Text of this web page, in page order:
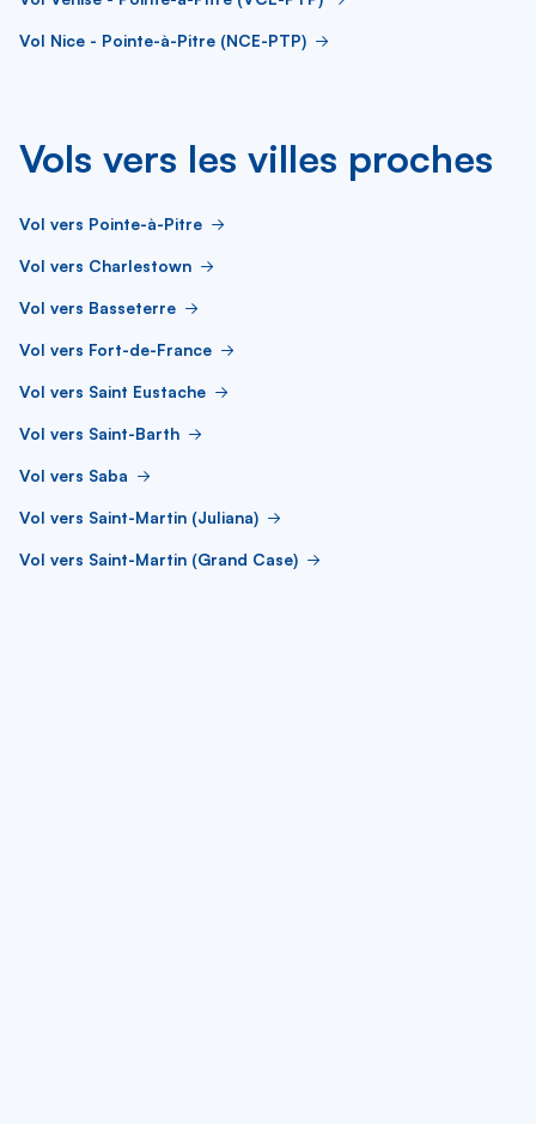
Vol Nice - Pointe-à-Pitre (NCE-PTP)
Vols vers les villes proches
Vol vers Pointe-à-Pitre
Vol vers Charlestown
Vol vers Basseterre
Vol vers Fort-de-France
Vol vers Saint Eustache
Vol vers Saint-Barth
Vol vers Saba
Vol vers Saint-Martin (Juliana)
Vol vers Saint-Martin (Grand Case)